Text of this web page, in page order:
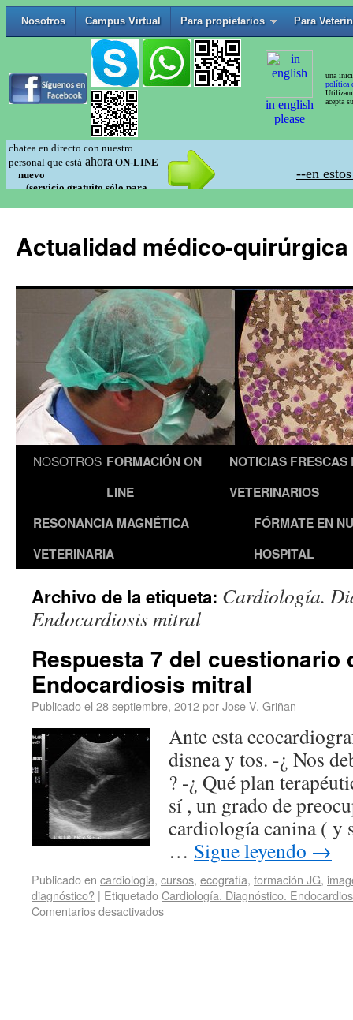
Actualidad médico-
NOSOTROS FORMACIÓN ON
LINE
NOTICIAS FRESCAS
VETERINARIOS
RESONANCIA MAGNÉTICA
VETERINARIA
FÓRMATE EN
HOSPITAL
Archivo de la etiqueta: Cardiología.
Endocardiosis mitral
Respuesta 7 del cuestionario
Endocardiosis mitral
Publicado el 28 septiembre, 2012porJose V. Griñan
Ante esta
disnea y tos. -¿ Nos
? -¿ Qué plan
sí , un grado de
cardiología canina ( y
… Sigue leyendo →
Publicado en cardiologia, cursos, ecografía, formación JG,
diagnóstico? | EtiquetadoCardiología. Diagnóstico.
Comentarios desactivados